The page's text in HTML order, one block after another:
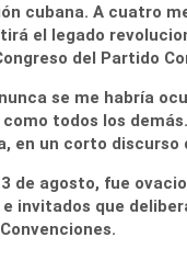
cubana. A cuatro
el legado
del Partido
se me habría
todos los
en un corto discurso
de agosto, fue
invitados que